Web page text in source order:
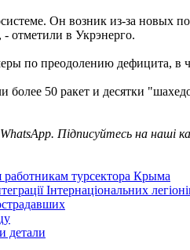
Он возник из-за новых
- отметили в Укрэнерго.
по преодолению дефицита, в
более 50 ракет и десятки
Підписуйтесь на наші
работникам турсектора Крыма
Інтернаціональних
детали